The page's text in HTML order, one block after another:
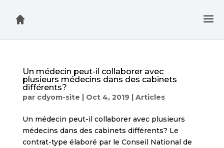
Un médecin peut-il collaborer avec
plusieurs médecins dans des cabinets
différents?
par cdyom-site | Oct 4, 2019 | Articles
Un médecin peut-il collaborer avec plusieurs
médecins dans des cabinets différents? Le
contrat-type élaboré par le Conseil National de